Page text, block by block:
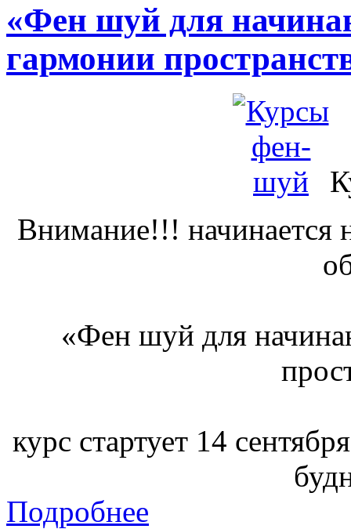
«Фен шуй для
гармонии
Внимание!!! начинается
«Фен шуй для
курс стартует 14
Подробнее